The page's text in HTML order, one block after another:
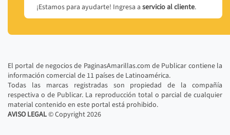
¡Estamos para ayudarte! Ingresa a servicio al cliente.
El portal de negocios de PaginasAmarillas.com de Publicar contiene la
información comercial de 11 países de Latinoamérica.
Todas las marcas registradas son propiedad de la compañía
respectiva o de Publicar. La reproducción total o parcial de cualquier
material contenido en este portal está prohibido.
AVISO LEGAL© Copyright2026